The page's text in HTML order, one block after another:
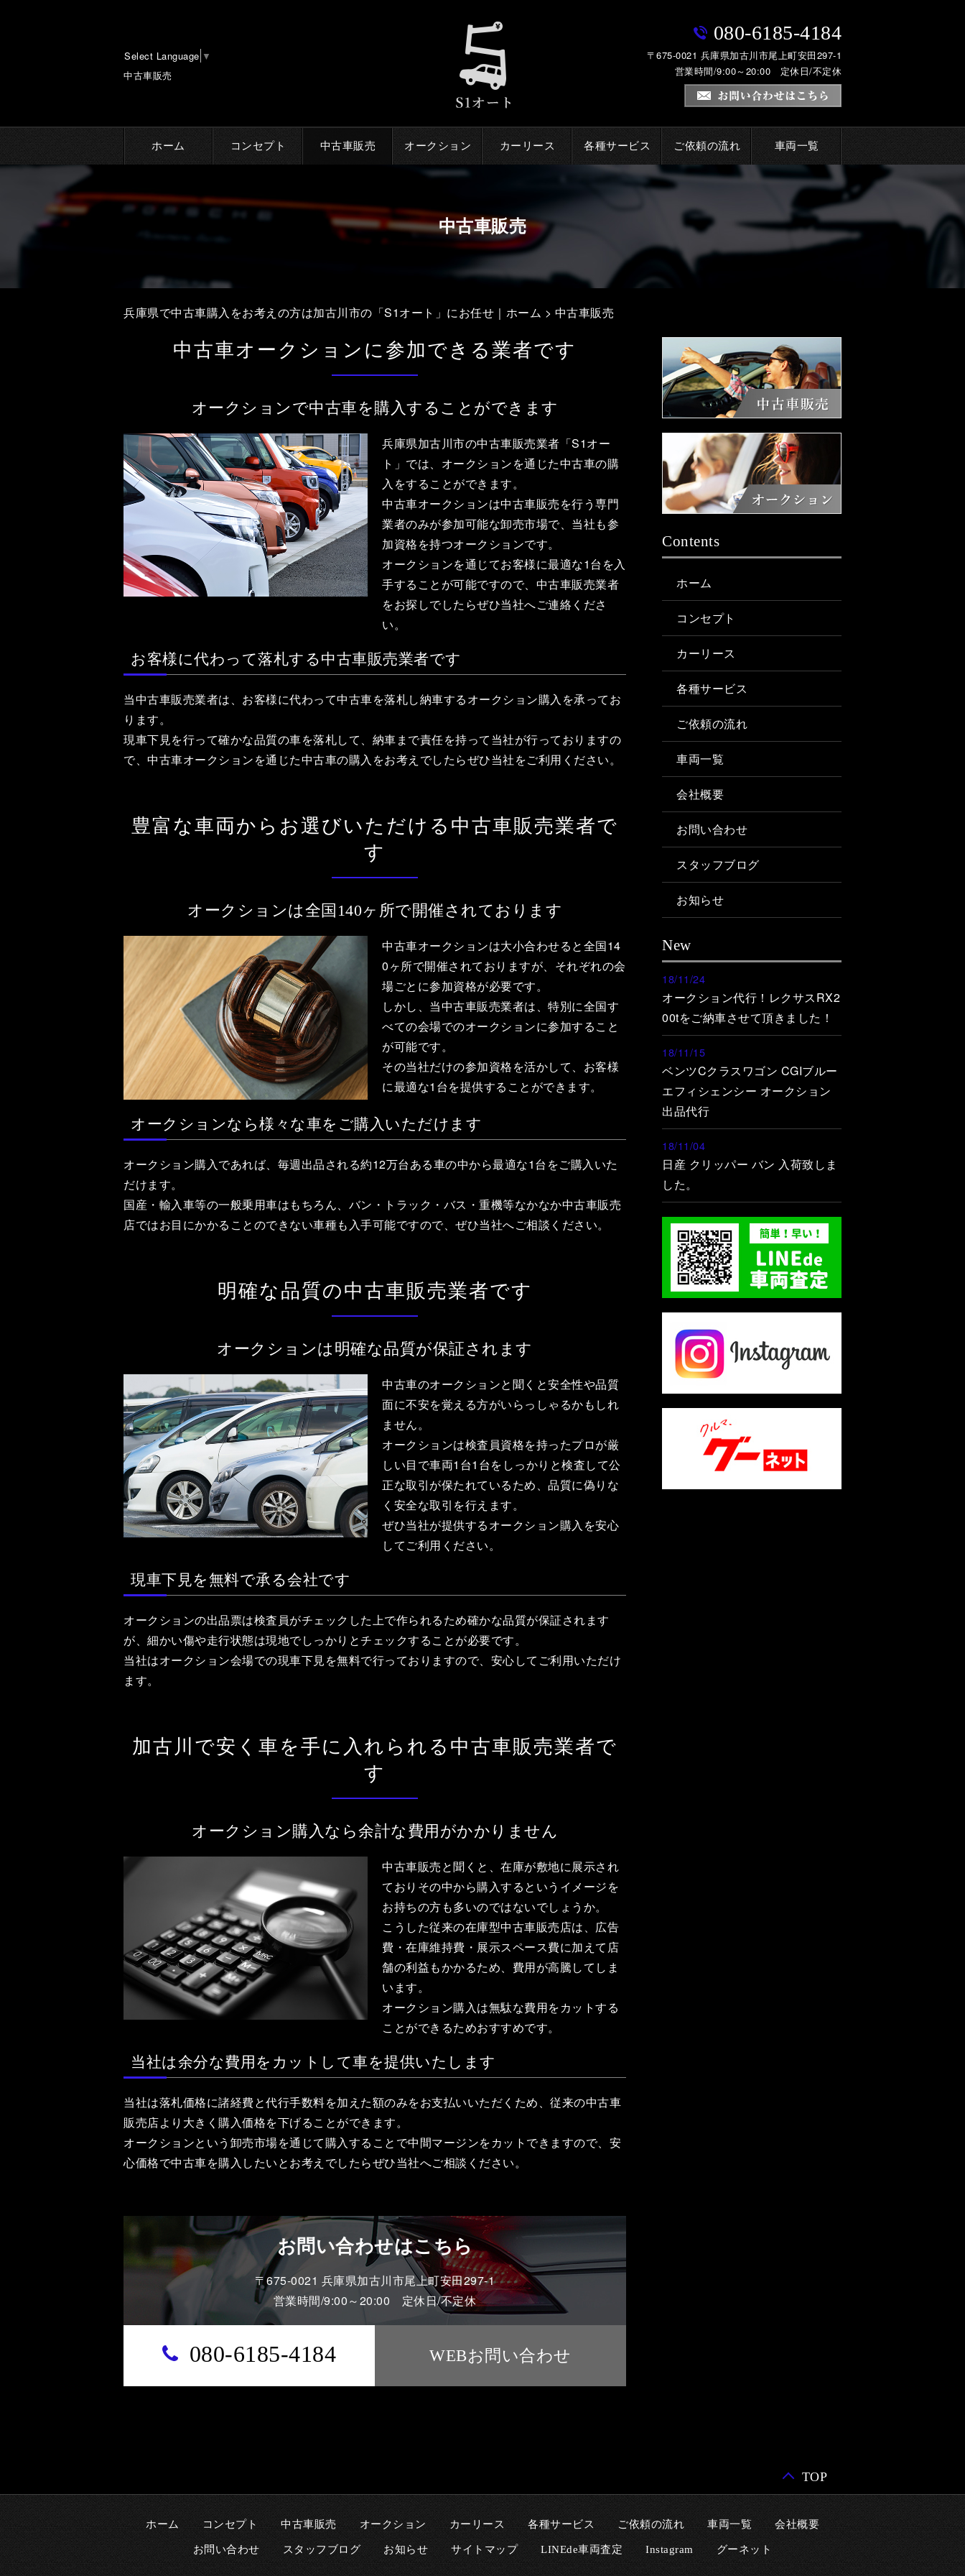
Select Language ▼
中古車販売
080-6185-4184
〒675-0021 兵庫県加古川市尾上町安田297-1
営業時間/9:00～20:00 定休日/不定休
ホーム コンセプト 中古車販売 オークション カーリース 各種サービス ご依頼の流れ 車両一覧
中古車販売
兵庫県で中古車購入をお考えの方は加古川市の「S1オート」にお任せ｜ホーム > 中古車販売
中古車オークションに参加できる業者です
オークションで中古車を購入することができます
兵庫県加古川市の中古車販売業者「S1オー
ト」では、オークションを通じた中古車の購
入をすることができます。
中古車オークションは中古車販売を行う専門
業者のみが参加可能な卸売市場で、当社も参
加資格を持つオークションです。
オークションを通じてお客様に最適な1台を入
手することが可能ですので、中古車販売業者
をお探しでしたらぜひ当社へご連絡くださ
い。
お客様に代わって落札する中古車販売業者です
当中古車販売業者は、お客様に代わって中古車を落札し納車するオークション購入を承ってお
ります。
現車下見を行って確かな品質の車を落札して、納車まで責任を持って当社が行っておりますの
で、中古車オークションを通じた中古車の購入をお考えでしたらぜひ当社をご利用ください。
豊富な車両からお選びいただける中古車販売業者で
す
オークションは全国140ヶ所で開催されております
中古車オークションは大小合わせると全国14
0ヶ所で開催されておりますが、それぞれの会
場ごとに参加資格が必要です。
しかし、当中古車販売業者は、特別に全国す
べての会場でのオークションに参加すること
が可能です。
その当社だけの参加資格を活かして、お客様
に最適な1台を提供することができます。
オークションなら様々な車をご購入いただけます
オークション購入であれば、毎週出品される約12万台ある車の中から最適な1台をご購入いた
だけます。
国産・輸入車等の一般乗用車はもちろん、バン・トラック・バス・重機等なかなか中古車販売
店ではお目にかかることのできない車種も入手可能ですので、ぜひ当社へご相談ください。
明確な品質の中古車販売業者です
オークションは明確な品質が保証されます
中古車のオークションと聞くと安全性や品質
面に不安を覚える方がいらっしゃるかもしれ
ません。
オークションは検査員資格を持ったプロが厳
しい目で車両1台1台をしっかりと検査して公
正な取引が保たれているため、品質に偽りな
く安全な取引を行えます。
ぜひ当社が提供するオークション購入を安心
してご利用ください。
現車下見を無料で承る会社です
オークションの出品票は検査員がチェックした上で作られるため確かな品質が保証されます
が、細かい傷や走行状態は現地でしっかりとチェックすることが必要です。
当社はオークション会場での現車下見を無料で行っておりますので、安心してご利用いただけ
ます。
加古川で安く車を手に入れられる中古車販売業者で
す
オークション購入なら余計な費用がかかりません
中古車販売と聞くと、在庫が敷地に展示され
ておりその中から購入するというイメージを
お持ちの方も多いのではないでしょうか。
こうした従来の在庫型中古車販売店は、広告
費・在庫維持費・展示スペース費に加えて店
舗の利益もかかるため、費用が高騰してしま
います。
オークション購入は無駄な費用をカットする
ことができるためおすすめです。
当社は余分な費用をカットして車を提供いたします
当社は落札価格に諸経費と代行手数料を加えた額のみをお支払いいただくため、従来の中古車
販売店より大きく購入価格を下げることができます。
オークションという卸売市場を通じて購入することで中間マージンをカットできますので、安
心価格で中古車を購入したいとお考えでしたらぜひ当社へご相談ください。
お問い合わせはこちら
〒675-0021 兵庫県加古川市尾上町安田297-1
営業時間/9:00～20:00 定休日/不定休
080-6185-4184 WEBお問い合わせ
Contents
ホーム
コンセプト
カーリース
各種サービス
ご依頼の流れ
車両一覧
会社概要
お問い合わせ
スタッフブログ
お知らせ
New
18/11/24
オークション代行！レクサスRX2
00tをご納車させて頂きました！
18/11/15
ベンツCクラスワゴン CGIブルー
エフィシェンシー オークション
出品代行
18/11/04
日産 クリッパー バン 入荷致しま
した。
TOP
ホーム コンセプト 中古車販売 オークション カーリース 各種サービス ご依頼の流れ 車両一覧 会社概要
お問い合わせ スタッフブログ お知らせ サイトマップ LINEde車両査定 Instagram グーネット